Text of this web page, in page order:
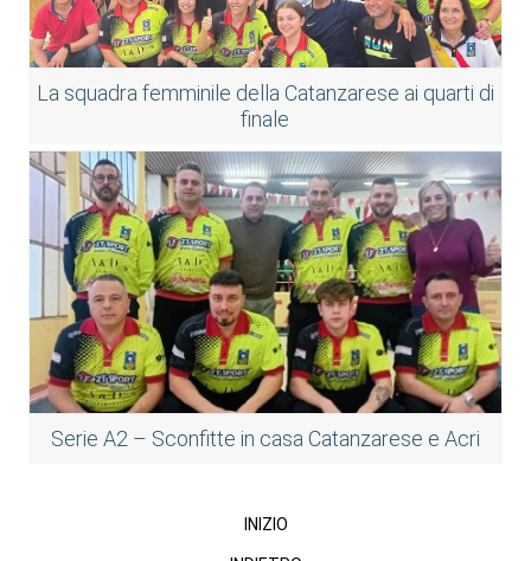
La squadra femminile della Catanzarese ai quarti di
finale
Serie A2 – Sconfitte in casa Catanzarese e Acri
INIZIO